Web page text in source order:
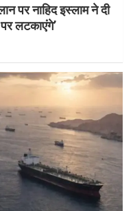
पर नाहिद इस्लाम ने दी
लटकाएंगे’